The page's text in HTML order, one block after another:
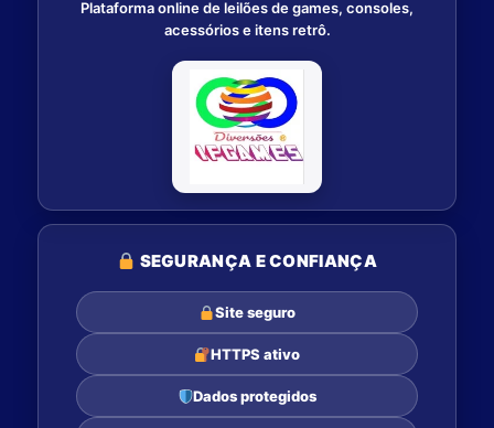
Plataforma online de leilões de games, consoles,
acessórios e itens retrô.
SEGURANÇA E CONFIANÇA
Site seguro
HTTPS ativo
Dados protegidos